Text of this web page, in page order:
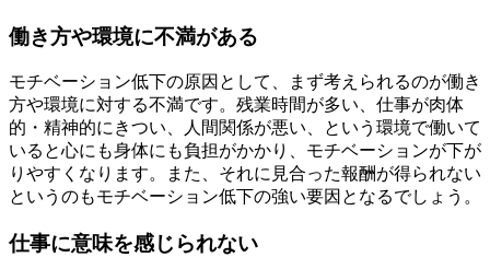
働き方や環境に不満がある
モチベーション低下の原因として、まず考えられるのが働き
方や環境に対する不満です。残業時間が多い、仕事が肉体
的・精神的にきつい、人間関係が悪い、という環境で働いて
いると心にも身体にも負担がかかり、モチベーションが下が
りやすくなります。また、それに見合った報酬が得られない
というのもモチベーション低下の強い要因となるでしょう。
仕事に意味を感じられない